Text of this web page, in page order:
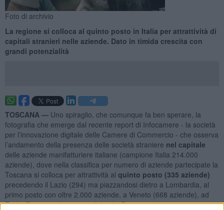
Foto di archivio
La regione si colloca al quinto posto in Italia per attrattività di
capitali stranieri nelle aziende. Dato in timida crescita con
grandi potenzialità
TOSCANA — Uno spiraglio, che comunque fa ben sperare, la
fotografia che emerge dal recente report di Infocamere - la società
per l’innovazione digitale delle Camere di Commercio - che osserva
l’andamento della presenza delle società straniere nel capitale
delle aziende manifatturiere italiane (campione Italia 214.000
aziende), dove nella classifica per numero di aziende partecipate la
Toscana si colloca per attrattività al quinto posto (335 aziende)
precedendo il Lazio (294) ma piazzandosi dietro a Lombardia, al
primo posto con oltre 2.000 aziende, a Veneto (668 aziende), ad
Emilia Romagna (559 aziende) ed a Piemonte (533).